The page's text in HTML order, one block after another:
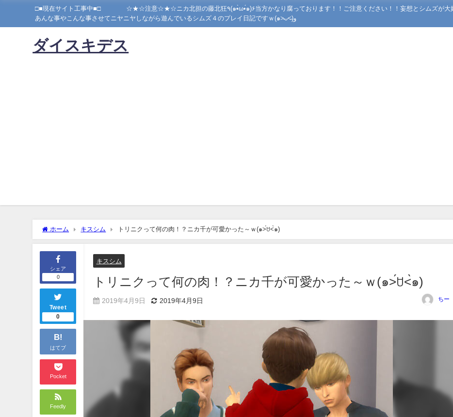
□■現在サイト工事中■□ ☆★☆注意☆★☆ニカ北担の藤北狂٩(๑•̀ω•́๑)۶当方かなり腐っております！！ご注意ください！！妄想とシムズが大好きな私が、シムズ４でキスマイを作り、シムズの世界で
あんな事やこんな事させてニヤニヤしながら遊んでいるシムズ４のプレイ日記ですｗ(๑˃̵ᴗ˂̵)و
ダイスキデス
ホーム キスシム トリニクって何の肉！？ニカ千が可愛かった～ｗ(๑˃́ꇴ˂̀๑)
シェア
0
Tweet
0
B!
はてブ
Pocket
Feedly
キスシム
トリニクって何の肉！？ニカ千が可愛かった～ｗ(๑˃́ꇴ˂̀๑)
2019年4月9日 2019年4月9日 ちー